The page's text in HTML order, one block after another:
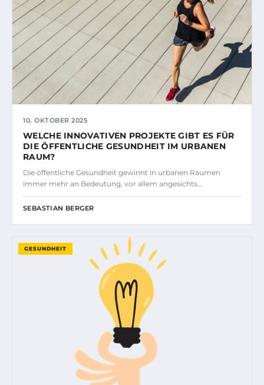
10. OKTOBER 2025
WELCHE INNOVATIVEN PROJEKTE GIBT ES FÜR
DIE ÖFFENTLICHE GESUNDHEIT IM URBANEN
RAUM?
Die öffentliche Gesundheit gewinnt in urbanen Räumen
immer mehr an Bedeutung, vor allem angesichts…
SEBASTIAN BERGER
GESUNDHEIT